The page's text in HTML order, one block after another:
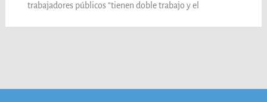
trabajadores públicos “tienen doble trabajo y el